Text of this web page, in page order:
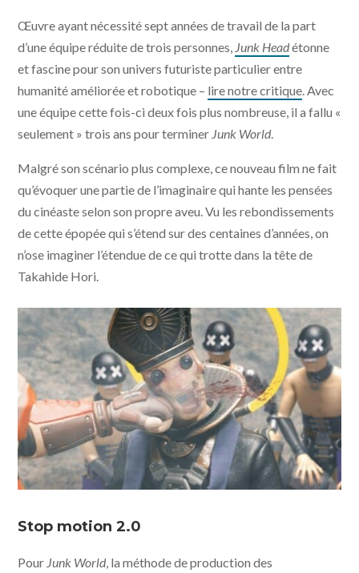
Œuvre ayant nécessité sept années de travail de la part
d’une équipe réduite de trois personnes, Junk Headétonne
et fascine pour son univers futuriste particulier entre
humanité améliorée et robotique – lire notre critique. Avec
une équipe cette fois-ci deux fois plus nombreuse, il a fallu «
seulement » trois ans pour terminer Junk World.
Malgré son scénario plus complexe, ce nouveau film ne fait
qu’évoquer une partie de l’imaginaire qui hante les pensées
du cinéaste selon son propre aveu. Vu les rebondissements
de cette épopée qui s’étend sur des centaines d’années, on
n’ose imaginer l’étendue de ce qui trotte dans la tête de
Takahide Hori.
Stop motion 2.0
Pour Junk World, la méthode de production des